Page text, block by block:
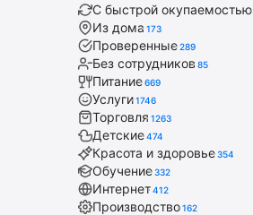
С быстрой окупаемостью
Из дома 173
Проверенные289
Без сотрудников 85
Питание669
Услуги1746
Торговля 1263
Детские474
Красота и здоровье354
Обучение332
Интернет412
Производство162